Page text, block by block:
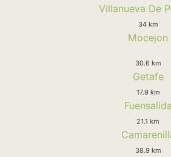
Villanueva De
34 km
Mocejon
30.6 km
Getafe
17.9 km
Fuensalida
21.1 km
38.9 km